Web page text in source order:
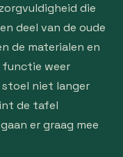
die
deel van de oude
de materialen en
functie weer
niet langer
de tafel
er graag mee